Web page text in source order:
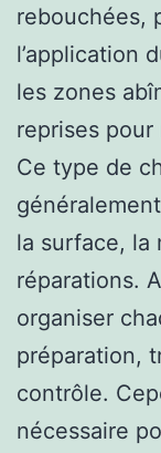
rebouchées,
l’application
les zones
reprises
Ce type de
la surface, la
réparations.
organiser
préparation,
contrôle.
nécessaire